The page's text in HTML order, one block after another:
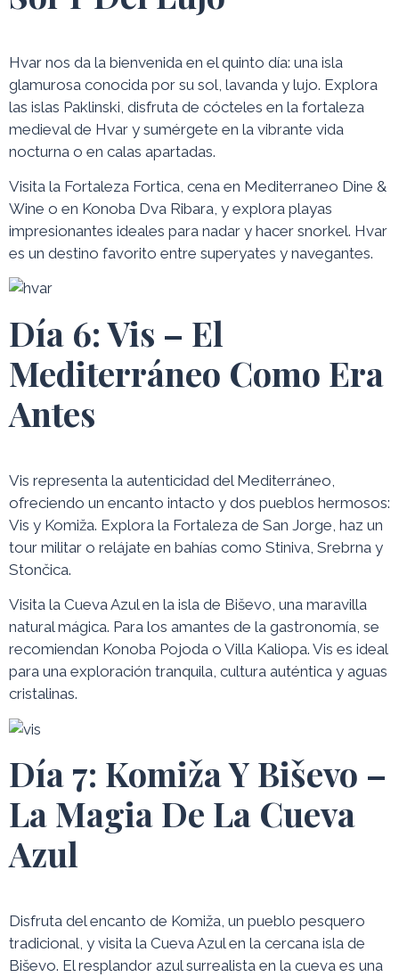
Hvar nos da la bienvenida en el quinto día: una isla
glamurosa conocida por su sol, lavanda y lujo. Explora
las islas Paklinski, disfruta de cócteles en la fortaleza
medieval de Hvar y sumérgete en la vibrante vida
nocturna o en calas apartadas.
Visita la Fortaleza Fortica, cena en Mediterraneo Dine &
Wine o en Konoba Dva Ribara, y explora playas
impresionantes ideales para nadar y hacer snorkel. Hvar
es un destino favorito entre superyates y navegantes.
Día 6: Vis – El
Mediterráneo Como Era
Antes
Vis representa la autenticidad del Mediterráneo,
ofreciendo un encanto intacto y dos pueblos hermosos:
Vis y Komiža. Explora la Fortaleza de San Jorge, haz un
tour militar o relájate en bahías como Stiniva, Srebrna y
Stončica.
Visita la Cueva Azul en la isla de Biševo, una maravilla
natural mágica. Para los amantes de la gastronomía, se
recomiendan Konoba Pojoda o Villa Kaliopa. Vis es ideal
para una exploración tranquila, cultura auténtica y aguas
cristalinas.
Día 7: Komiža Y Biševo –
La Magia De La Cueva
Azul
Disfruta del encanto de Komiža, un pueblo pesquero
tradicional, y visita la Cueva Azul en la cercana isla de
Biševo. El resplandor azul surrealista en la cueva es una